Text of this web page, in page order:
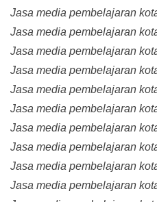
Jasa media pembelajaran
Jasa media pembelajaran
Jasa media pembelajaran
Jasa media pembelajaran
Jasa media pembelajaran
Jasa media pembelajaran
Jasa media pembelajaran
Jasa media pembelajaran
Jasa media pembelajaran
Jasa media pembelajaran